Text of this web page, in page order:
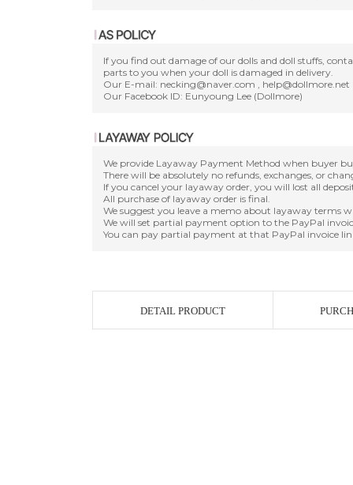
If you find out damage of our dolls and doll stuffs,
parts to you when your doll is damaged in delivery.
Our E-mail: necking@naver.com , help@dollmore.net
Our Facebook ID: Eunyoung Lee (Dollmore)
We provide Layaway Payment Method when buyer
There will be absolutely no refunds, exchanges, or
If you cancel your layaway order, you will lost all
All purchase of layaway order is final.
We suggest you leave a memo about layaway terms
We will set partial payment option to the PayPal
You can pay partial payment at that PayPal invoice
DETAIL PRODUCT